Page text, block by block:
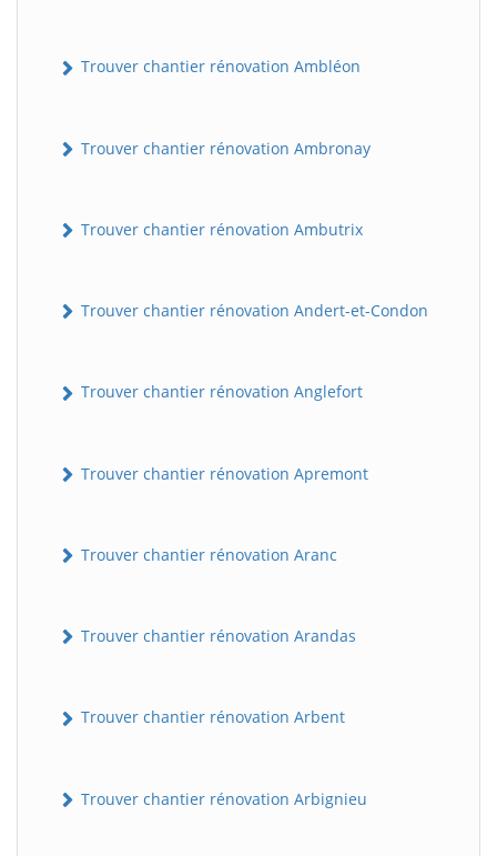
Trouver chantier rénovation Ambléon
Trouver chantier rénovation Ambronay
Trouver chantier rénovation Ambutrix
Trouver chantier rénovation Andert-et-Condon
Trouver chantier rénovation Anglefort
Trouver chantier rénovation Apremont
Trouver chantier rénovation Aranc
Trouver chantier rénovation Arandas
Trouver chantier rénovation Arbent
Trouver chantier rénovation Arbignieu